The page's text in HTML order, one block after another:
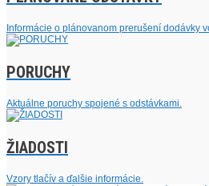
Informácie o plánovanom prerušení dodávky
PORUCHY
Aktuálne poruchy spojené s odstávkami.
ŽIADOSTI
Vzory tlačív a ďalšie informácie.